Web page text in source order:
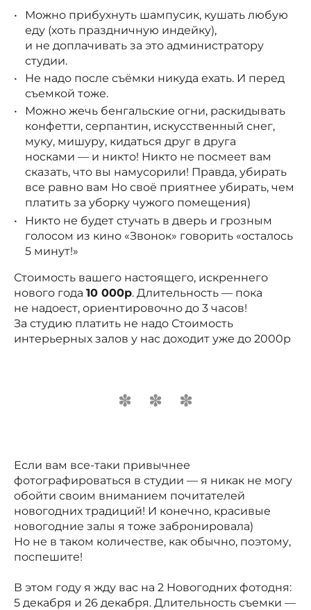
Можно прибухнуть шампусик, кушать любую
еду (хоть праздничную индейку),
и не доплачивать за это администратору
студии.
Не надо после съёмки никуда ехать. И перед
съемкой тоже.
Можно жечь бенгальские огни, раскидывать
конфетти, серпантин, искусственный снег,
муку, мишуру, кидаться друг в друга
носками — и никто! Никто не посмеет вам
сказать, что вы намусорили! Правда, убирать
все равно вам Но своё приятнее убирать, чем
платить за уборку чужого помещения)
Никто не будет стучать в дверь и грозным
голосом из кино «Звонок» говорить «осталось
5 минут!»
Стоимость вашего настоящего, искреннего
нового года 10 000р. Длительность — пока
не надоест, ориентировочно до 3 часов!
За студию платить не надо Стоимость
интерьерных залов у нас доходит уже до 2000р
Если вам все-таки привычнее
фотографироваться в студии — я никак не могу
обойти своим вниманием почитателей
новогодних традиций! И конечно, красивые
новогодние залы я тоже забронировала)
Но не в таком количестве, как обычно, поэтому,
поспешите!
В этом году я жду вас на 2 Новогодних фотодня:
5 декабря и 26 декабря. Длительность съемки —